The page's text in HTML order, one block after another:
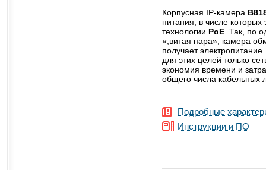
Корпусная IP-камера
питания, в числе
технологии PoE . Так, по
«,витая пара», камера
получает
для этих целей только
экономия времени и
общего числа кабельных
Подробные
Инструкции и ПО